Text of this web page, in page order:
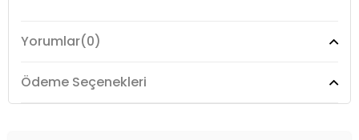
Model:Elbise
Giyim Tarzı:Günlük/Casual
Yorumlar(0)
Ödeme Seçenekleri